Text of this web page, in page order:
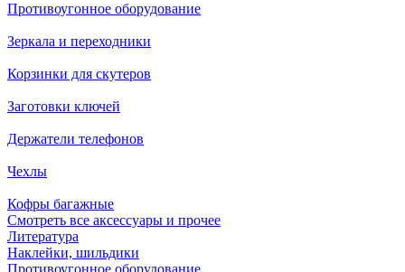
Противоугонное оборудование
Зеркала и переходники
Корзинки для скутеров
Заготовки ключей
Держатели телефонов
Чехлы
Кофры багажные
Смотреть все аксессуары и прочее
Литература
Наклейки, шильдики